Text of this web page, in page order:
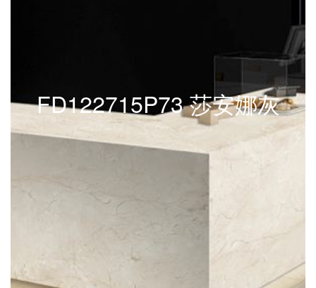
FD122715P73 莎安娜灰